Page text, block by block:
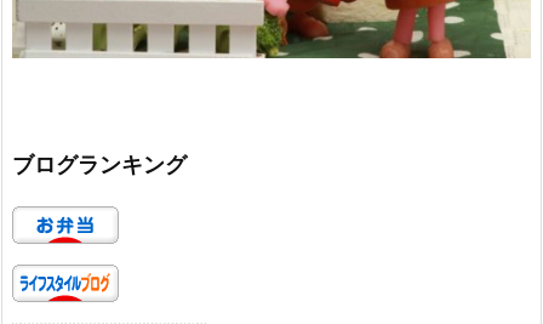
ブログランキング